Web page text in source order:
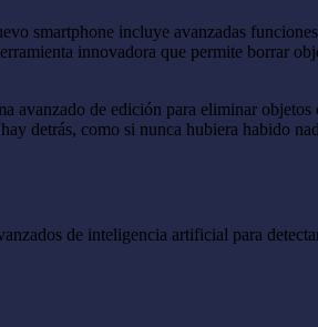
smartphone incluye avanzadas
innovadora que permite borrar
de edición para eliminar objetos
detrás, como si nunca hubiera habido
de inteligencia artificial para